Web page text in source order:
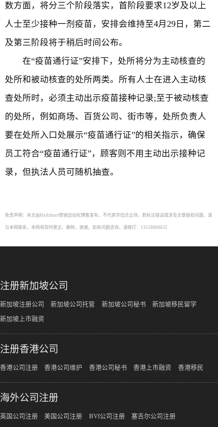
数方面，将分三个阶段落实，首阶段要求12岁及以上
人士至少接种一剂疫苗，安排会维持至4月29日，第二
及第三阶段将于稍后时间公布。
在“疫苗通行证”安排下，处所将分为主动核查的
处所和被动核查的处所两类。所有人士在进入主动核
查处所时，必须主动出示疫苗接种记录;至于被动核查
的处所，例如商场、百货公司、街市等，处所负责人
要在处所入口处展示“疫苗通行证”的相关指示，确保
员工符合“疫苗通行证”，顾客则不用主动出示接种记
录，但执法人员可随机抽查。
免责声明：本文由Hxdzhuce营销自动化博客发布，不代表华信达立场，若标注错误或涉及文章版权问题，请
与本网联系，本网将及时更正、删除，谢谢。如有问题咨询，请拨打：13528808632
注册新加坡公司
新加坡注册公司 新加坡公司托管 新加坡公司秘书 新加坡移民留学
新加坡上市融资
注册香港公司
香港公司注册 香港公司维护 香港公司秘书 香港上市融资 香港移民
海外公司注册
英国公司注册 美国公司注册 BVI公司注册 塞舌尔公司注册